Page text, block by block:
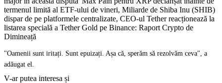
termenul limită al ETF-ului de vineri, Miliarde de Shiba Inu (SHIB)
dispar de pe platformele centralizate, CEO-ul Tether reacționează la
listarea specială a Tether Gold pe Binance: Raport Crypto de
Dimineață
"Oamenii sunt iritați. Sunt epuizați. Așa că, sperăm să rezolvăm ceva", a
adăugat el.
V-ar putea interesa și